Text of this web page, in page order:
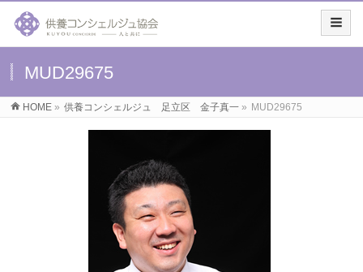
MUD29675
HOME » 供養コンシェルジュ 足立区 金子真一 » MUD29675